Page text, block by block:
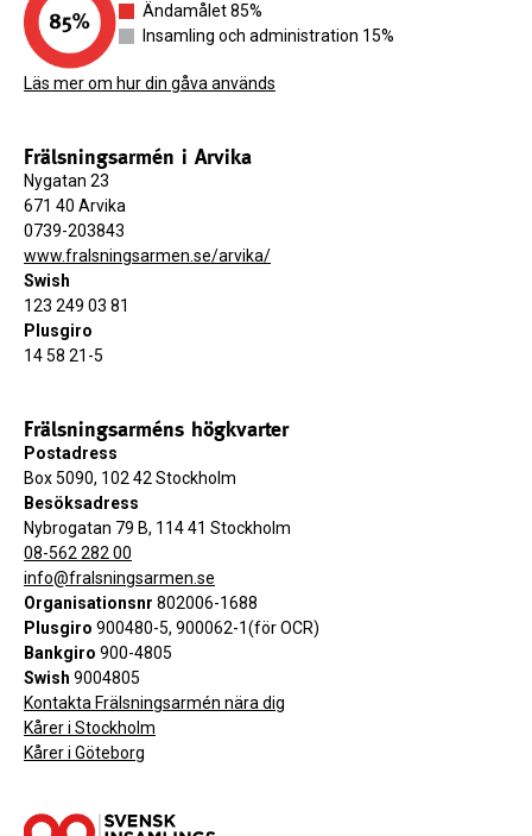
Ändamålet 85%
Insamling och administration 15%
Läs mer om hur din gåva används
Frälsningsarmén i Arvika
Nygatan 23
671 40 Arvika
0739-203843
www.fralsningsarmen.se/arvika/
Swish
123 249 03 81
Plusgiro
14 58 21-5
Frälsningsarméns högkvarter
Postadress
Box 5090, 102 42 Stockholm
Besöksadress
Nybrogatan 79 B, 114 41 Stockholm
08-562 282 00
info@fralsningsarmen.se
Organisationsnr 802006-1688
Plusgiro 900480-5, 900062-1(för OCR)
Bankgiro 900-4805
Swish 9004805
Kontakta Frälsningsarmén nära dig
Kårer i Stockholm
Kårer i Göteborg